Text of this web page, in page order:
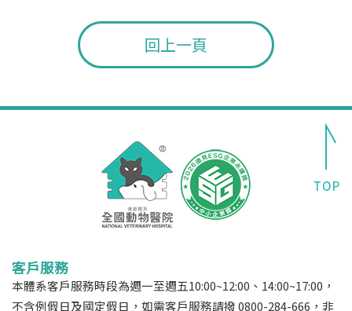
回上一頁
客戶服務
本體系客戶服務時段為週一至週五10:00~12:00、14:00~17:00，
不含例假日及國定假日，如需客戶服務請撥 0800-284-666，非